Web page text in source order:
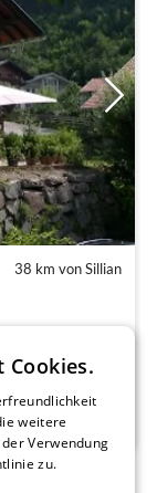
38 km von Sillian
Cookies.
weitere
Verwendung
zu.